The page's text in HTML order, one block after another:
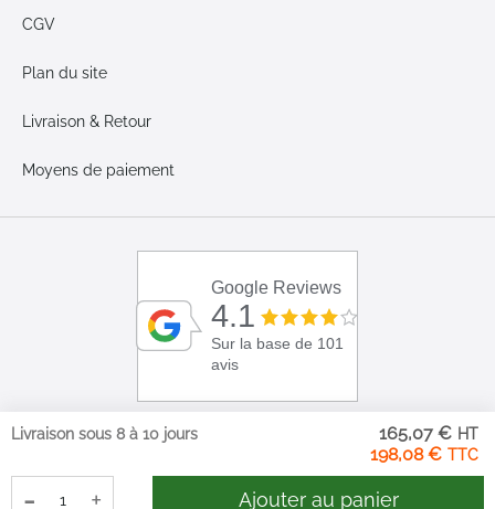
198,08 €
165,07 €
Livraison sous 8 à 10 jours
- + Ajouter au panier
CGV
Plan du site
Livraison & Retour
Moyens de paiement
Google Reviews
4.1
Sur la base de 101
avis